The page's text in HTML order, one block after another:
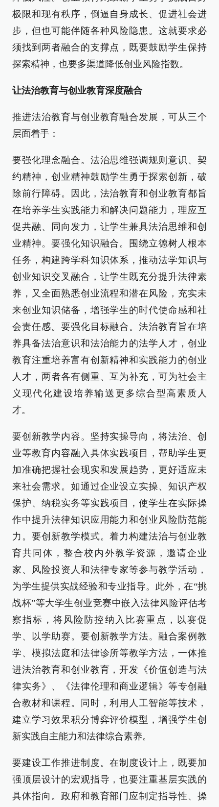
极限和现有秩序，倒逼自身成长、促进社会进
步，但也可能伴随各种风险隐患。这就要求必
须找到两者融合的支撑点，既要鼓励学生保持
探索精神，也要多渠道降低创业风险指数。
让法治教育与创业教育深度融合
推进法治教育与创业教育融合发展，可从三个
层面着手：
要强化理念融合。法治思维强调规则意识、契
约精神，创业精神鼓励学生勇于探索创新，破
除前行障碍。因此，法治教育和创业教育都旨
在培养学生实践能力和解决问题能力，理应互
促共融、同向发力，让学生兼具法治思维和创
业精神。要强化知识融合。围绕立德树人根本
任务，构建跨学科知识体系，推动法学知识与
创业知识交叉融合，让学生既充分提升法律素
养，又全面熟悉创业流程和潜在风险，充实未
来创业知识储备，增强学生的时代使命感和社
会责任感。要强化目标融合。法治教育旨在培
养具备法治意识和法治能力的法学人才，创业
教育注重培养富有创新精神和实践能力的创业
人才，两者各有侧重、互为补充，可为社会主
义现代化建设培养输送更多综合型高素质人
才。
要创新教学内容。坚持实操导向，将法治、创
业等教育内容融入具体实践项目，帮助学生更
加准确把握社会现实和发展趋势，更好适应未
来社会需求。如通过企业设立实操、知识产权
保护、纳税实务等实践项目，使学生在实际操
作中提升法律知识应用能力和创业风险防范能
力。要创新教学模式。着力构建法治与创业教
育共同体，整合校内外教学资源，邀请企业
家、风险投资人和法律专家等参与教学活动，
为学生提供实战经验和专业指导。此外，在“挑
战杯”等大学生创业竞赛中嵌入法律风险评估考
察指标，将风险防控纳入比赛重点，以赛促
学、以学助赛。要创新教学方法。融合案例教
学、模拟法庭和法律诊所等教学方法，一体推
进法治教育和创业教育，开发《价值创造与法
律实务》、《法律伦理和商业逻辑》等专创融
合教材和课程。同时，利用人工智能等技术，
建立学习效果积分博弈评价模型，增强学生创
新实践自主能力和法律综合素养。
要建设工作推进制度。在制度设计上，既要加
强顶层设计的宏观指导，也要注重基层实践的
具体指向。政府和教育部门应制定指导性、操